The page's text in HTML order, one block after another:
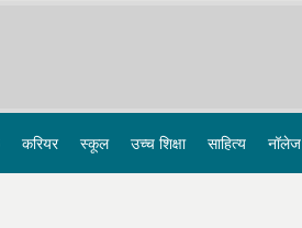
करियर स्कूल उच्च शिक्षा साहित्य नॉलेज